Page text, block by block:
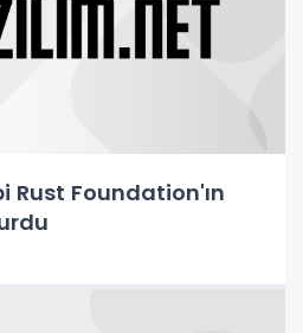
Rust Foundation'ın